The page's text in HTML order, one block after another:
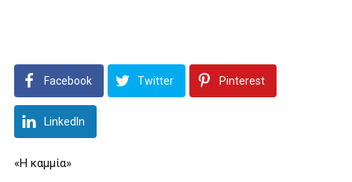
Facebook Twitter Pinterest
LinkedIn
«Η καμμία»